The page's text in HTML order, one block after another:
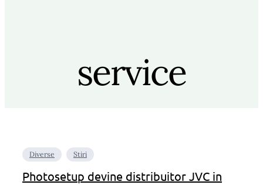
service
Diverse Stiri
Photosetup devine distribuitor JVC in